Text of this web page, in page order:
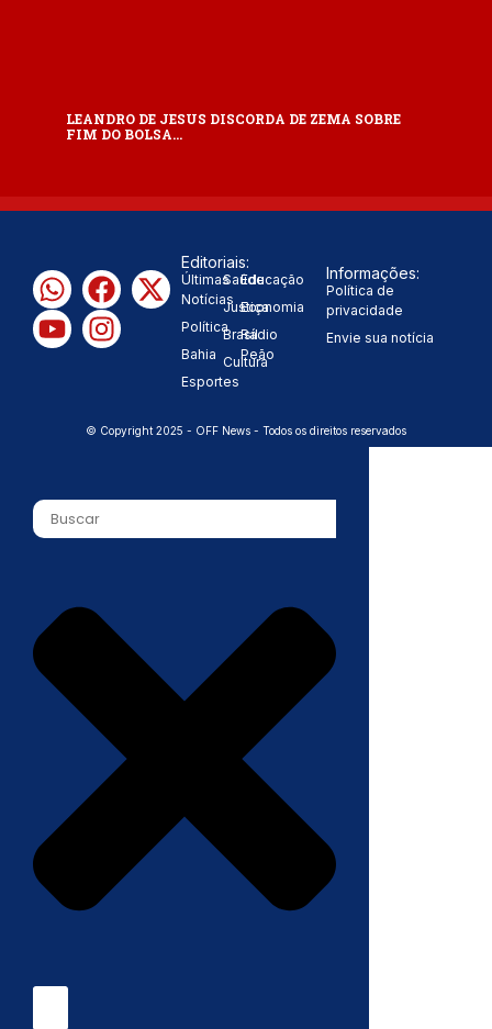
LEANDRO DE JESUS DISCORDA DE ZEMA SOBRE
FIM DO BOLSA…
Editoriais:
Últimas
Notícias
Política
Bahia
Esportes
Saúde
Justiça
Brasil
Cultura
Educação
Economia
Rádio
Peão
Informações:
Política de
privacidade
Envie sua notícia
© Copyright 2025 - OFF News - Todos os direitos reservados